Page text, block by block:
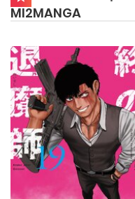
Chapter 10 29/10/2024
Chapter 9 29/10/2024
Chapter 8 29/10/2024
Chapter 7 29/10/2024
MI2MANGA